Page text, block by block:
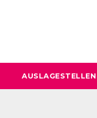
AUSLAGESTELLEN